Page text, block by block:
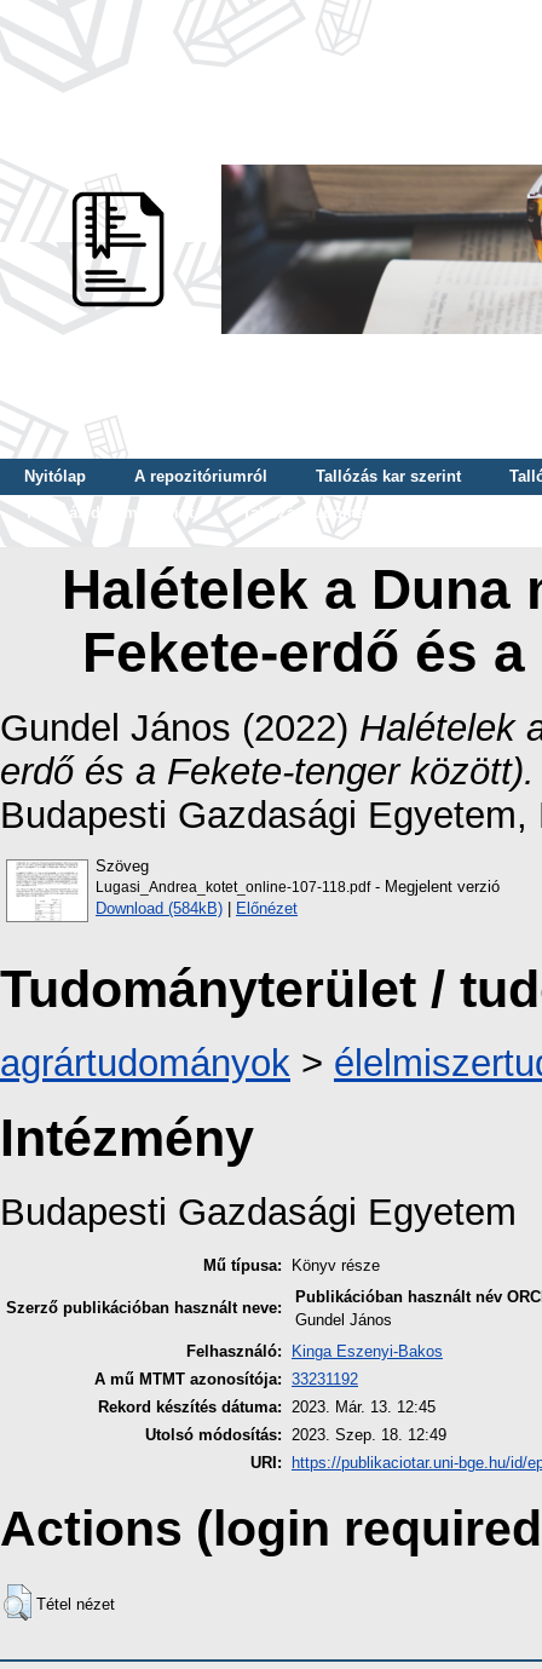
Nyitólap A repozitóriumról Tallózás kar szerint
Tallózás dátum szerint
Tallózás tudományterület szerint
Halételek a Duna
Fekete-erdő és
Gundel János (2022) Halételek
erdő és a Fekete-tenger között).
Budapesti Gazdasági
Szöveg
Lugasi_Andrea_kotet_online-107-118.pdf- Megjelent verzió
Download (584kB) | Előnézet
Tudományterület /
agrártudományok >
Intézmény
Budapesti Gazdasági Egyetem
Mű típusa: Könyv része
Szerző publikációban használt neve:
Publikációban használt név
Gundel János
Felhasználó:
Kinga Eszenyi-Bakos
A mű MTMT azonosítója: 33231192
Rekord készítés dátuma:
2023. Már. 13. 12:45
Utolsó módosítás:
2023. Szep. 18. 12:49
URI:
https://publikaciotar.uni-bge.hu/id/
Actions (login
Tétel nézet